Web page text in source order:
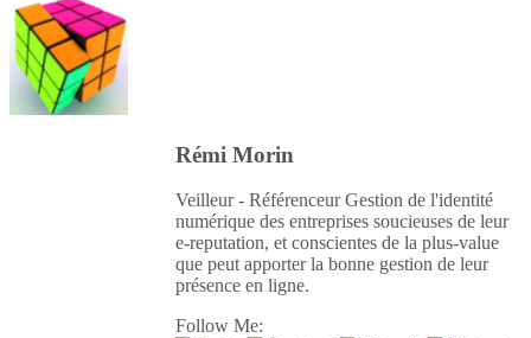
Rémi Morin
Veilleur - Référenceur Gestion de l'identité
numérique des entreprises soucieuses de leur
e-reputation, et conscientes de la plus-value
que peut apporter la bonne gestion de leur
présence en ligne.
Follow Me: